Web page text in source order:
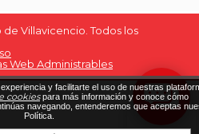
Villavicencio. Todos los
Web Administrables
y facilitarte el uso de nuestras
cookiespara más información y conoce cómo
navegando, entenderemos que aceptas
Política.